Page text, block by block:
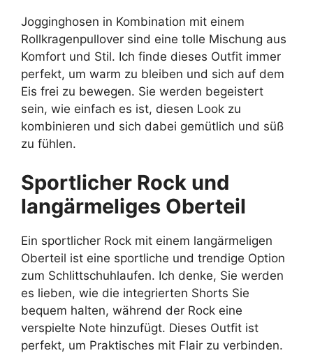
Jogginghosen in Kombination mit einem
Rollkragenpullover sind eine tolle Mischung aus
Komfort und Stil. Ich finde dieses Outfit immer
perfekt, um warm zu bleiben und sich auf dem
Eis frei zu bewegen. Sie werden begeistert
sein, wie einfach es ist, diesen Look zu
kombinieren und sich dabei gemütlich und süß
zu fühlen.
Sportlicher Rock und
langärmeliges Oberteil
Ein sportlicher Rock mit einem langärmeligen
Oberteil ist eine sportliche und trendige Option
zum Schlittschuhlaufen. Ich denke, Sie werden
es lieben, wie die integrierten Shorts Sie
bequem halten, während der Rock eine
verspielte Note hinzufügt. Dieses Outfit ist
perfekt, um Praktisches mit Flair zu verbinden.